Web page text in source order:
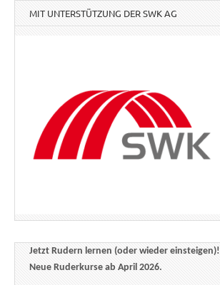
MIT UNTERSTÜTZUNG DER SWK AG
Jetzt Rudern lernen (oder wieder einsteigen)!
Neue Ruderkurse ab April 2026.